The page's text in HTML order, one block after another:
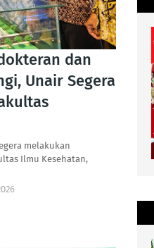
dan
Unair Segera
melakukan
Ilmu Kesehatan,